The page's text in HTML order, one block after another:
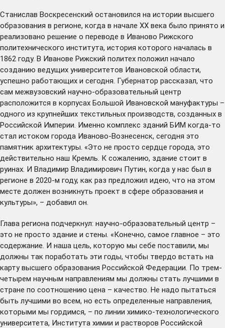
Станислав Воскресенский остановился на истории высшего
образования в регионе, когда в начале XX века было принято и
реализовано решение о переводе в Иваново Рижского
политехнического института, история которого началась в
1862 году. В Иванове Рижский политех положил начало
созданию ведущих университетов Ивановской области,
успешно работающих и сегодня. Губернатор рассказал, что
сам межвузовский научно-образовательный центр
расположится в корпусах Большой Ивановской мануфактуры –
одного из крупнейших текстильных производств, созданных в
Российской Империи. Именно комплекс зданий БИМ когда-то
стал истоком города Иваново-Вознесенск, сегодня это
памятник архитектуры. «Это не просто сердце города, это
действительно наш Кремль. К сожалению, здание стоит в
руинах. И Владимир Владимирович Путин, когда у нас был в
регионе в 2020-м году, как раз предложил идею, что на этом
месте должен возникнуть проект в сфере образования и
культуры», – добавил он.
Глава региона подчеркнул: научно-образовательный центр –
это не просто здание и стены. «Конечно, самое главное – это
содержание. И наша цель, которую мы себе поставили, мы
должны так поработать эти годы, чтобы твердо встать на
карту высшего образования Российской Федерации. По трем-
четырем научным направлениям мы должны стать лучшими в
стране по соотношению цена – качество. Не надо пытаться
быть лучшими во всем, но есть определенные направления,
которыми мы гордимся, – по линии химико-технологического
университета, Института химии и растворов Российской